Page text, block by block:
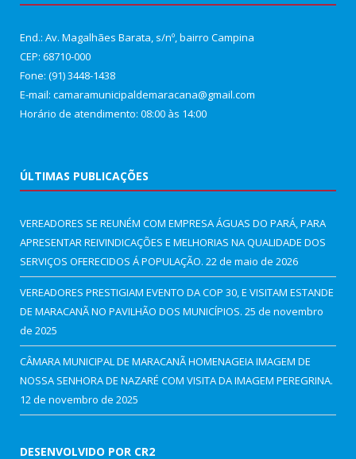
End.: Av. Magalhães Barata, s/nº, bairro Campina
CEP: 68710-000
Fone: (91) 3448-1438
E-mail: camaramunicipaldemaracana@gmail.com
Horário de atendimento: 08:00 às 14:00
ÚLTIMAS PUBLICAÇÕES
VEREADORES SE REUNÉM COM EMPRESA ÁGUAS DO PARÁ, PARA
APRESENTAR REIVINDICAÇÕES E MELHORIAS NA QUALIDADE DOS
SERVIÇOS OFERECIDOS Á POPULAÇÃO. 22 de maio de 2026
VEREADORES PRESTIGIAM EVENTO DA COP 30, E VISITAM ESTANDE
DE MARACANÃ NO PAVILHÃO DOS MUNICÍPIOS. 25 de novembro
de 2025
CÂMARA MUNICIPAL DE MARACANÃ HOMENAGEIA IMAGEM DE
NOSSA SENHORA DE NAZARÉ COM VISITA DA IMAGEM PEREGRINA.
12 de novembro de 2025
DESENVOLVIDO POR CR2